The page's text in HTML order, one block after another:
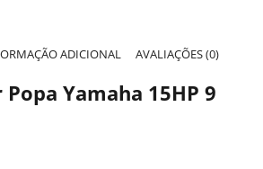
ADICIONAL AVALIAÇÕES (0)
Yamaha 15HP 9